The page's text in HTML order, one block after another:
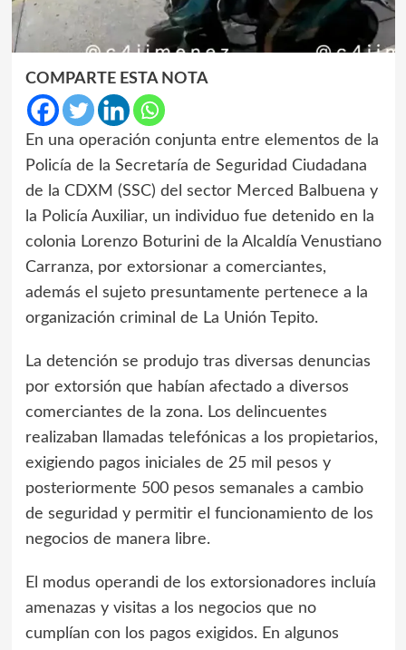
COMPARTE ESTA NOTA
En una operación conjunta entre elementos de la
Policía de la Secretaría de Seguridad Ciudadana
de la CDXM (SSC) del sector Merced Balbuena y
la Policía Auxiliar, un individuo fue detenido en la
colonia Lorenzo Boturini de la Alcaldía Venustiano
Carranza, por extorsionar a comerciantes,
además el sujeto presuntamente pertenece a la
organización criminal de La Unión Tepito.
La detención se produjo tras diversas denuncias
por extorsión que habían afectado a diversos
comerciantes de la zona. Los delincuentes
realizaban llamadas telefónicas a los propietarios,
exigiendo pagos iniciales de 25 mil pesos y
posteriormente 500 pesos semanales a cambio
de seguridad y permitir el funcionamiento de los
negocios de manera libre.
El modus operandi de los extorsionadores incluía
amenazas y visitas a los negocios que no
cumplían con los pagos exigidos. En algunos